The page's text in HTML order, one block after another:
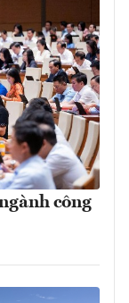
công